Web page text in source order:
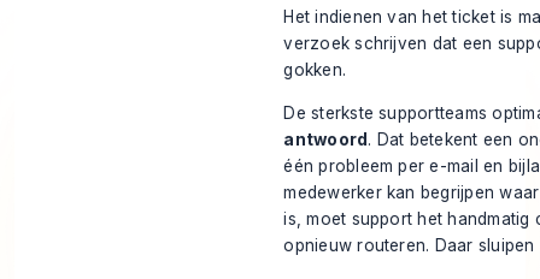
Het indienen van het ticket is
verzoek schrijven dat een
gokken.
De sterkste supportteams
antwoord . Dat betekent een
één probleem per e-mail en
medewerker kan begrijpen
is, moet support het
opnieuw routeren. Daar